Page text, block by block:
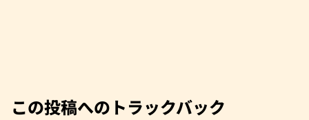
この投稿へのトラックバック